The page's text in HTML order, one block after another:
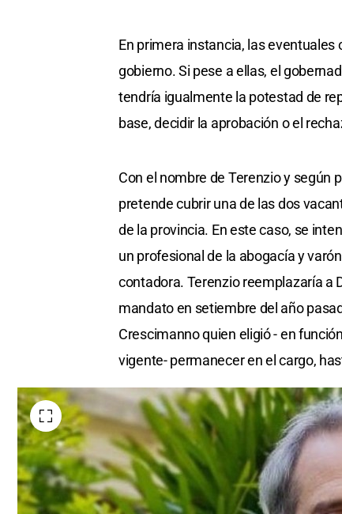
En primera instancia, las
gobierno. Si pese a ellas, el
tendría igualmente la potestad de
base, decidir la aprobación o el
Con el nombre de Terenzio y según
pretende cubrir una de las dos
de la provincia. En este caso, se
un profesional de la abogacía y
contadora. Terenzio reemplazaría a
mandato en setiembre del año
Crescimanno quien eligió - en
vigente- permanecer en el cargo,